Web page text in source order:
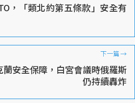
，「類北約第五條款」安全有
下一篇→
安全保障，白宮會議時俄羅斯
仍持續轟炸